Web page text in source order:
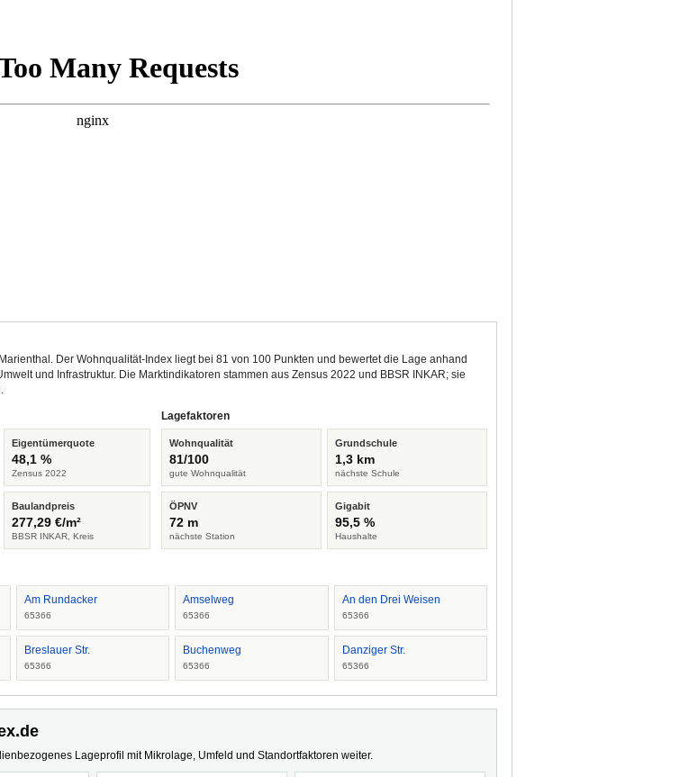
Der Wohnqualität-Index liegt bei 81 von 100 Punkten und bewertet die Lage anhand
und Infrastruktur. Die Marktindikatoren stammen aus Zensus 2022 und BBSR INKAR; sie
Eigentümerquote
48,1 %
Zensus 2022
Baulandpreis
277,29 €/m²
BBSR INKAR, Kreis
Lagefaktoren
Wohnqualität
81/100
gute Wohnqualität
Grundschule
1,3 km
nächste Schule
ÖPNV
72 m
nächste Station
Gigabit
95,5 %
Haushalte
Am Rundacker
65366
Amselweg
65366
An den Drei Weisen
65366
Breslauer Str.
65366
Buchenweg
65366
Danziger Str.
65366
Lageprofil mit Mikrolage, Umfeld und Standortfaktoren weiter.